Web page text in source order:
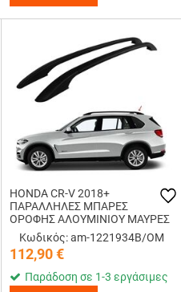
HONDA CR-V 2018+
ΠΑΡΑΛΛΗΛΕΣ ΜΠΑΡΕΣ
ΟΡΟΦΗΣ ΑΛΟΥΜΙΝΙΟΥ ΜΑΥΡΕΣ
ΜΟΝΟ ΔΙΑΚΟΣΜΗΤΙΚΕΣ OMTEC
- 2 TEM.
Κωδικός: am-1221934B/OM
112,90€
Παράδοση σε 1-3 εργάσιμες